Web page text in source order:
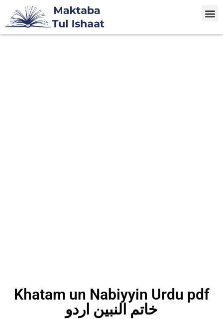
Khatam un Nabiyyin Urdu pdf
خاتم النبین اردو